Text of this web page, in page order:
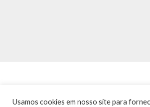
Usamos cookies em nosso site para